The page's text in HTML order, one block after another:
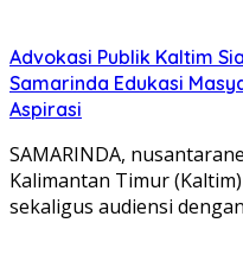
Advokasi Publik Kaltim
Samarinda Edukasi
Aspirasi
SAMARINDA,
Kalimantan Timur
sekaligus audiensi